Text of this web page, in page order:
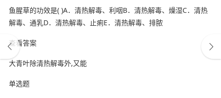
鱼腥草的功效是( )A．清热解毒、利咽B．清热解毒、燥湿C．清热
解毒、通乳D．清热解毒、止痢E．清热解毒、排脓
查看答案
大青叶除清热解毒外,又能
单选题